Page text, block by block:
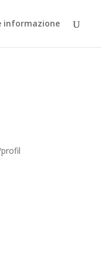
informazione